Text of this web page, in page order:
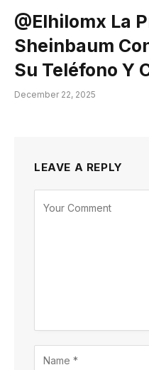
@elhilomx La
Sheinbaum
Su Teléfono Y
December 22, 2025
LEAVE A REPLY